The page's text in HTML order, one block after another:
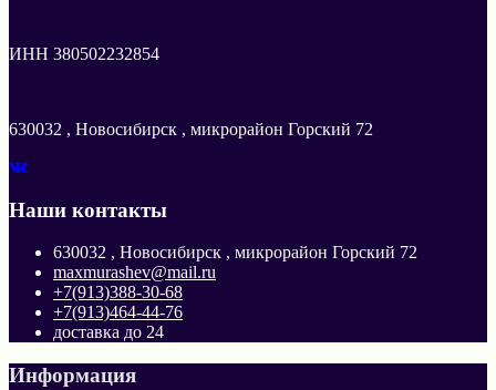
ИНН 380502232854
630032 , Новосибирск , микрорайон Горский 72
Наши контакты
630032 , Новосибирск , микрорайон Горский 72
maxmurashev@mail.ru
+7(913)388-30-68
+7(913)464-44-76
доставка до 24
Информация